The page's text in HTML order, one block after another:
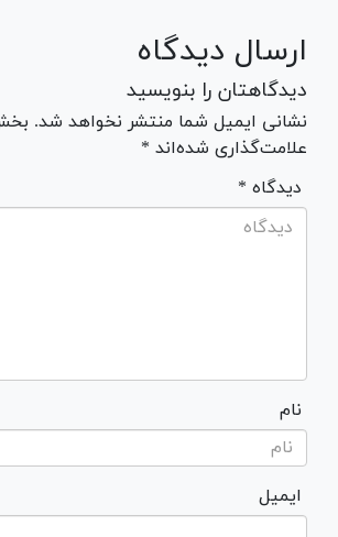
ارسال دیدگاه
دیدگاهتان را بنویسید
نشانی ایمیل شما منتشر نخواهد شد.
علامت‌گذاری شده‌اند *
* دیدگاه
نام
ایمیل